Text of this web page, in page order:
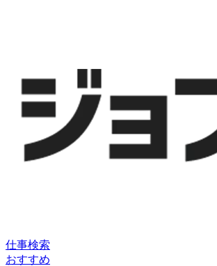
仕事検索
おすすめ